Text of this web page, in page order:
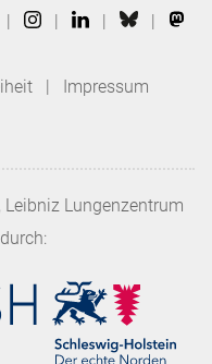
| | |
|
|
Impressum
Lungenzentrum